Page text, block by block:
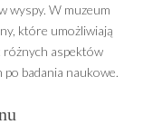
wyspy. W muzeum
które umożliwiają
różnych aspektów
badania naukowe.